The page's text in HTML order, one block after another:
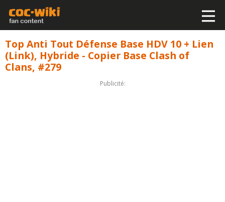
Top Anti Tout Défense Base HDV 10 + Lien
(Link), Hybride - Copier Base Clash of
Clans, #279
Publicité: